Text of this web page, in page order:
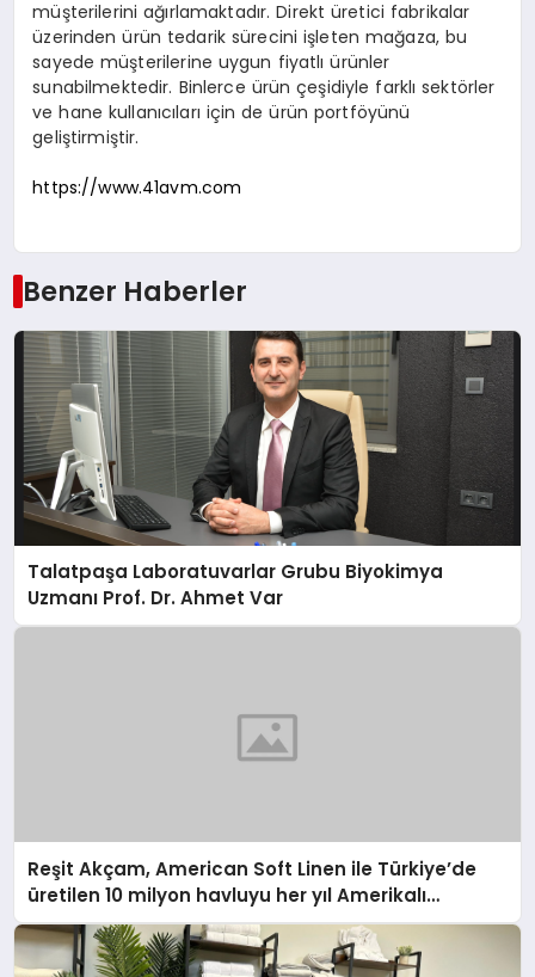
müşterilerini ağırlamaktadır. Direkt üretici fabrikalar
üzerinden ürün tedarik sürecini işleten mağaza, bu
sayede müşterilerine uygun fiyatlı ürünler
sunabilmektedir. Binlerce ürün çeşidiyle farklı sektörler
ve hane kullanıcıları için de ürün portföyünü
geliştirmiştir.
https://www.41avm.com
Benzer Haberler
Talatpaşa Laboratuvarlar Grubu Biyokimya
Uzmanı Prof. Dr. Ahmet Var
Reşit Akçam, American Soft Linen ile Türkiye’de
üretilen 10 milyon havluyu her yıl Amerikalı
tüketicilerle buluşturuyor